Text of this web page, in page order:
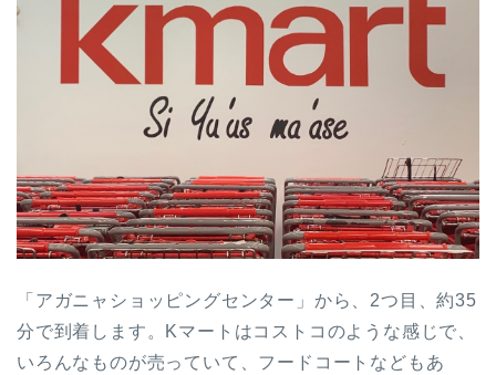
「アガニャショッピングセンター」から、2つ目、約35
分で到着します。Kマートはコストコのような感じで、
いろんなものが売っていて、フードコートなどもあ